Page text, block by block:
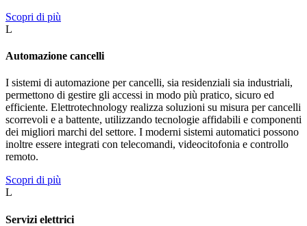
Scopri di più
L
Automazione cancelli
I sistemi di automazione per cancelli, sia residenziali sia industriali,
permettono di gestire gli accessi in modo più pratico, sicuro ed
efficiente. Elettrotechnology realizza soluzioni su misura per cancelli
scorrevoli e a battente, utilizzando tecnologie affidabili e componenti
dei migliori marchi del settore. I moderni sistemi automatici possono
inoltre essere integrati con telecomandi, videocitofonia e controllo
remoto.
Scopri di più
L
Servizi elettrici